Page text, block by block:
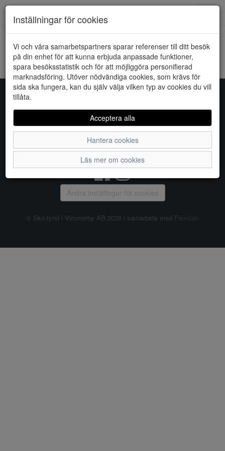
HEM CHARLOTTE OF SWEDEN
Kunde inte hitta några artiklar...
Inställningar för cookies
Vi och våra samarbetspartners sparar referenser till ditt besök
på din enhet för att kunna erbjuda anpassade funktioner,
spara besöksstatistik och för att möjliggöra personifierad
marknadsföring. Utöver nödvändiga cookies, som krävs för
sida ska fungera, kan du själv välja vilken typ av cookies du vill
tillåta.
Acceptera alla
Hantera cookies
Läs mer om cookies
Sko-fynd i Vimmerby AB
S:t Torget 2, 598 21 VIMMERBY, Telefon:
| Om oss Kontakta oss
Ändra inställingar för cookies
© Sko-fynd i Vimmerby AB 2026 i samarbete med Flexicon